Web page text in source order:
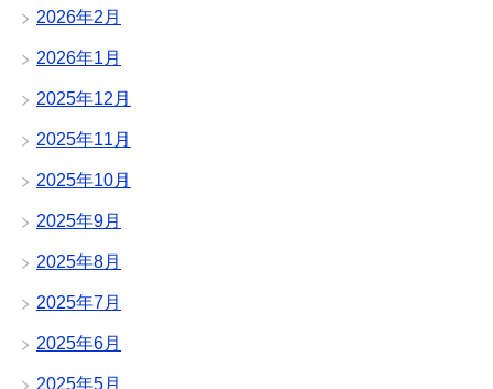
2026年2月
2026年1月
2025年12月
2025年11月
2025年10月
2025年9月
2025年8月
2025年7月
2025年6月
2025年5月